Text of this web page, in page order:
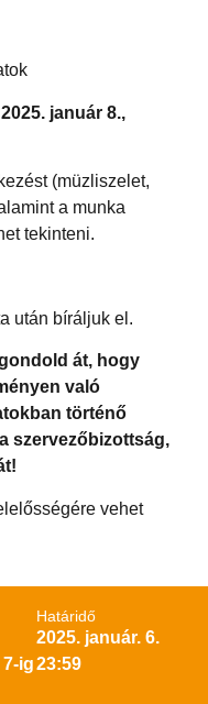
január 8.,
(müzliszelet,
a munka
tekinteni.
után bíráljuk el.
át, hogy
való
történő
szervezőbizottság,
vehet
ig
Határidő
2025. január. 6.
23:59